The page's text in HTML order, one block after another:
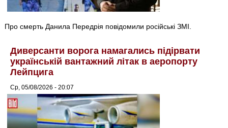
Про смерть Данила Передрія повідомили російські ЗМІ.
Диверсанти ворога намагались підірвати
українській вантажний літак в аеропорту
Лейпцига
Ср, 05/08/2026 - 20:07